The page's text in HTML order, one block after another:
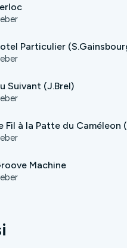
Particulier
Suivant (J.Brel)
Fil à la Patte du Caméleon
Machine